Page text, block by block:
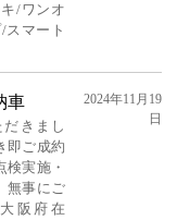
/ワンオ
スマート
車
きまし
即ご成約
検実施・
無事にご
阪府在
2024年11月19
日